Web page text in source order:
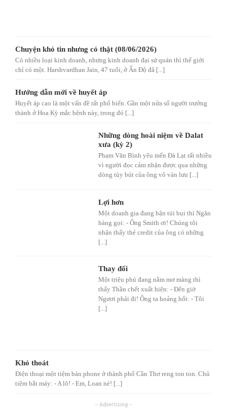
Chuyện khó tin nhưng có thật (08/06/2026)
Có nhiều loại kinh doanh, nhưng kinh doanh đại sứ quán thì thế giới
chỉ có một. Harshvardhan Jain, 47 tuổi, ở Ấn Độ đã [...]
Hướng dẫn mới về huyết áp
Huyết áp cao là một vấn đề rất phổ biến. Gần một nửa số người trưởng
thành ở Hoa Kỳ mắc bệnh này, trong đó [...]
Những dòng hoài niệm về Dalat
xưa (kỳ 2)
Phạm Văn Bình yêu mến Đà Lạt rất nhiều
vì người đọc cảm nhận được qua những
dòng tùy bút của ông vô vàn lưu [...]
Lợi hơn
Một doanh gia đang bận túi bụi thì Ngân
hàng gọi: - Ông Smith ơi! Chúng tôi
nhận thấy thẻ credit của ông có những
[...]
Thay đổi
Một triệu phú đang nằm mơ màng thì
thấy Thần chết xuất hiện: - Đến giờ
Ngươi phải đi! Ông ta hoảng hốt: - Tôi
[...]
Khó thoát
Điện thoại một tiệm bán phone ở thành phố Cần Thơ reng ton ton. Chủ
tiệm bắt máy: - A lô! - Em, Loan nè! [...]